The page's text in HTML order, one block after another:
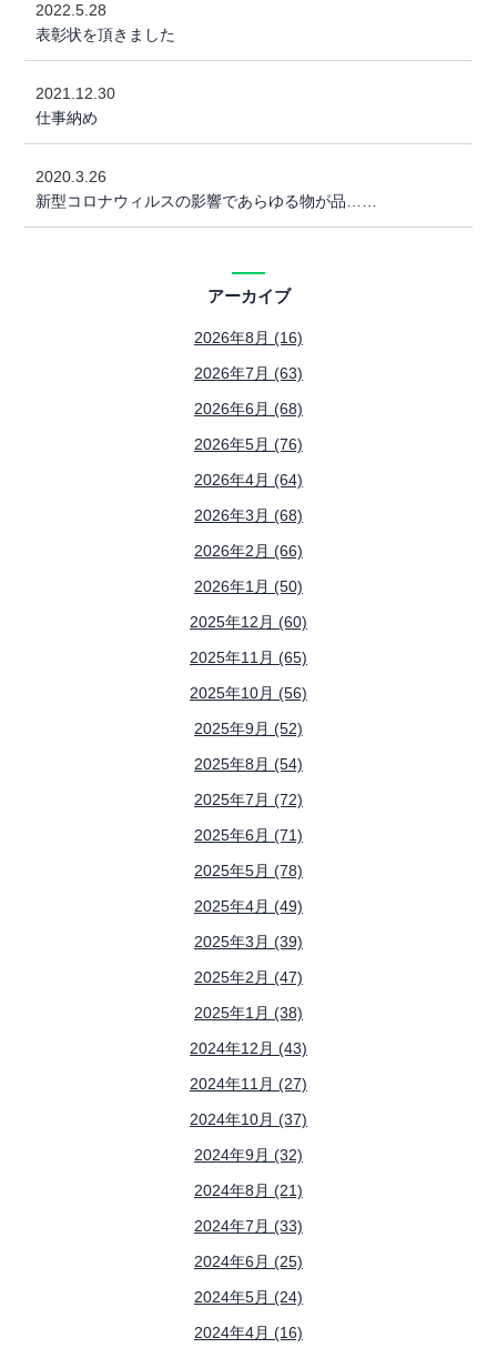
2022.5.28
表彰状を頂きました
2021.12.30
仕事納め
2020.3.26
新型コロナウィルスの影響であらゆる物が品……
アーカイブ
2026年8月 (16)
2026年7月 (63)
2026年6月 (68)
2026年5月 (76)
2026年4月 (64)
2026年3月 (68)
2026年2月 (66)
2026年1月 (50)
2025年12月 (60)
2025年11月 (65)
2025年10月 (56)
2025年9月 (52)
2025年8月 (54)
2025年7月 (72)
2025年6月 (71)
2025年5月 (78)
2025年4月 (49)
2025年3月 (39)
2025年2月 (47)
2025年1月 (38)
2024年12月 (43)
2024年11月 (27)
2024年10月 (37)
2024年9月 (32)
2024年8月 (21)
2024年7月 (33)
2024年6月 (25)
2024年5月 (24)
2024年4月 (16)